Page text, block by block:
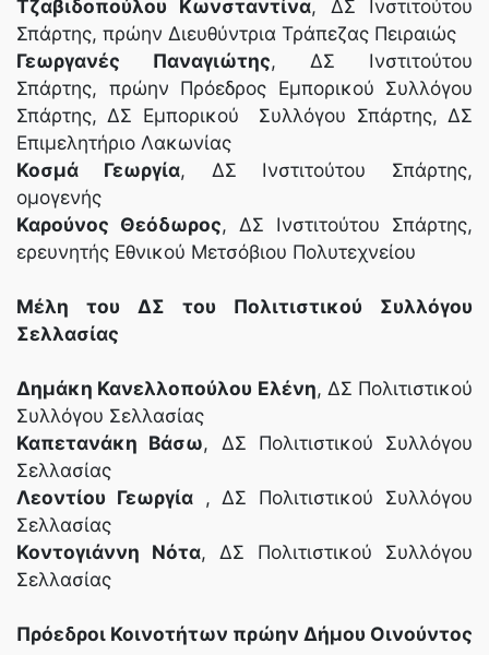
Τζαβιδοπούλου Κωνσταντίνα, ΔΣ Ινστιτούτου
Σπάρτης, πρώην Διευθύντρια Τράπεζας Πειραιώς
Γεωργανές Παναγιώτης, ΔΣ Ινστιτούτου
Σπάρτης, πρώην Πρόεδρος Εμπορικού Συλλόγου
Σπάρτης, ΔΣ Εμπορικού Συλλόγου Σπάρτης, ΔΣ
Επιμελητήριο Λακωνίας
Κοσμά Γεωργία, ΔΣ Ινστιτούτου Σπάρτης,
ομογενής
Καρούνος Θεόδωρος, ΔΣ Ινστιτούτου Σπάρτης,
ερευνητής Εθνικού Μετσόβιου Πολυτεχνείου
Μέλη του ΔΣ του Πολιτιστικού Συλλόγου
Σελλασίας
Δημάκη Κανελλοπούλου Ελένη, ΔΣ Πολιτιστικού
Συλλόγου Σελλασίας
Καπετανάκη Βάσω, ΔΣ Πολιτιστικού Συλλόγου
Σελλασίας
Λεοντίου Γεωργία, ΔΣ Πολιτιστικού Συλλόγου
Σελλασίας
Κοντογιάννη Νότα, ΔΣ Πολιτιστικού Συλλόγου
Σελλασίας
Πρόεδροι Κοινοτήτων πρώην Δήμου Οινούντος